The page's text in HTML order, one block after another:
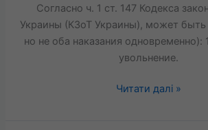
Согласно ч. 1 ст. 147 Кодекса
Украины (КЗоТ Украины), может быть
но не оба наказания одновременно):
увольнение.
нарушение
(кроме
вызова
«на
и
Читати далі »